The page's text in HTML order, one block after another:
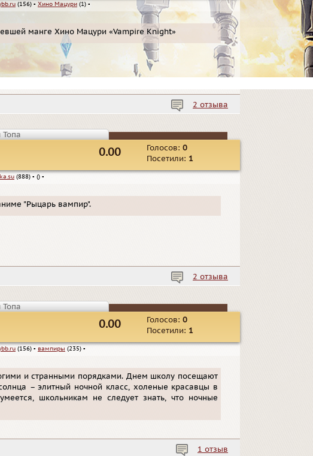
(156) ▪ Хино Мацури (1) ▪
манге Хино Мацури «Vampire Knight»
2 отзыва
Топа
Голосов: 0
Посетили: 1
0.00
(888) ▪ () ▪
"Рыцарь вампир".
2 отзыва
Топа
Голосов: 0
Посетили: 1
0.00
(156) ▪ вампиры (235) ▪
и странными порядками. Днем школу посещают
– элитный ночной класс, холеные красавцы в
школьникам не следует знать, что ночные
1 отзыв